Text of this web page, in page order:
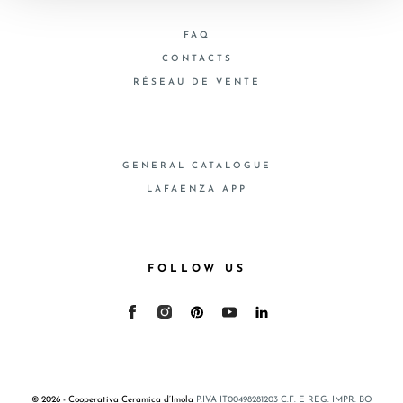
FAQ
CONTACTS
RÉSEAU DE VENTE
GENERAL CATALOGUE
LAFAENZA APP
FOLLOW US
© 2026 - Cooperativa Ceramica d’Imola P.IVA IT00498281203 C.F. E REG. IMPR. BO